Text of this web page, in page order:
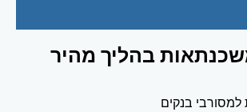
בהליך מהיר
למסורבי בנקים